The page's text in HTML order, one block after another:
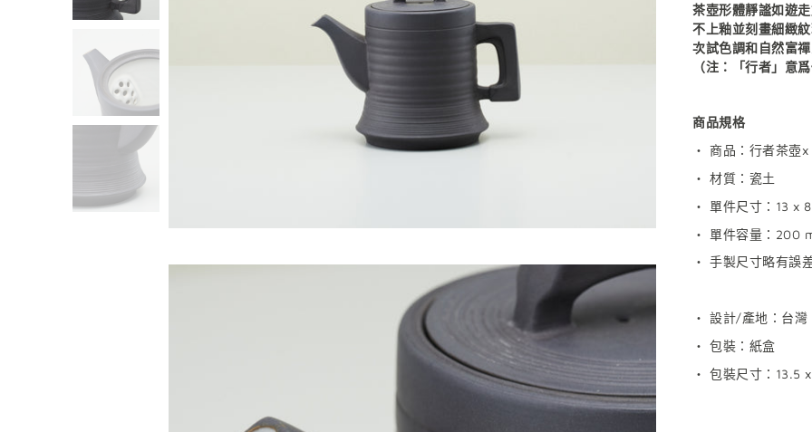
茶壺形體靜謐如遊
不上釉並刻畫細緻
次試色調和自然富
（注：「行者」意
商品規格
・ 商品：行者茶壺x
・ 材質：瓷土
・ 單件尺寸：13 x
・ 單件容量： 200
・ 手製尺寸略有誤
・ 設計/產地：台灣
・ 包裝：紙盒
・ 包裝尺寸： 13.5